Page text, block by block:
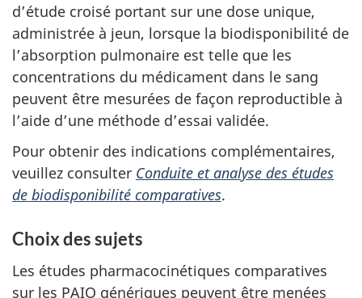
d’étude croisé portant sur une dose unique,
administrée à jeun, lorsque la biodisponibilité de
l’absorption pulmonaire est telle que les
concentrations du médicament dans le sang
peuvent être mesurées de façon reproductible à
l’aide d’une méthode d’essai validée.
Pour obtenir des indications complémentaires,
veuillez consulter Conduite et analyse des études
de biodisponibilité comparatives.
Choix des sujets
Les études pharmacocinétiques comparatives
sur les PAIO génériques peuvent être menées